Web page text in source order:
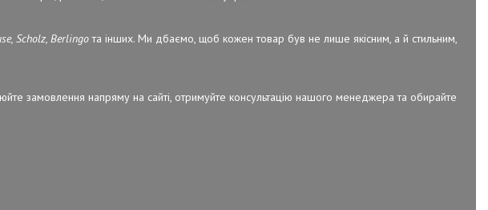
Scholz, Berlingoта інших. Ми дбаємо, щоб кожен товар був не лише якісним, а й стильним,
замовлення напряму на сайті, отримуйте консультацію нашого менеджера та обирайте